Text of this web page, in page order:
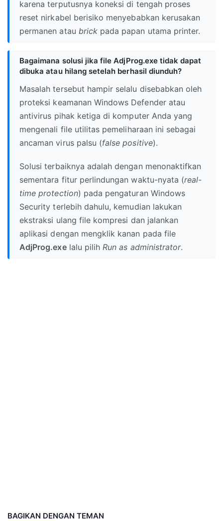
karena terputusnya koneksi di tengah proses
reset nirkabel berisiko menyebabkan kerusakan
permanen atau brickpada papan utama printer.
Bagaimana solusi jika file AdjProg.exe tidak dapat
dibuka atau hilang setelah berhasil diunduh?
Masalah tersebut hampir selalu disebabkan oleh
proteksi keamanan Windows Defender atau
antivirus pihak ketiga di komputer Anda yang
mengenali file utilitas pemeliharaan ini sebagai
ancaman virus palsu (false positive).
Solusi terbaiknya adalah dengan menonaktifkan
sementara fitur perlindungan waktu-nyata (real-
time protection) pada pengaturan Windows
Security terlebih dahulu, kemudian lakukan
ekstraksi ulang file kompresi dan jalankan
aplikasi dengan mengklik kanan pada file
AdjProg.exelalu pilih Run as administrator.
BAGIKAN DENGAN TEMAN